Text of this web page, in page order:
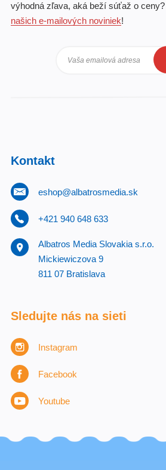
výhodná zľava, aká beží súťaž o ceny?
našich e-mailových noviniek!
Vaša emailová adresa
Kontakt
eshop@albatrosmedia.sk
+421 940 648 633
Albatros Media Slovakia s.r.o.
Mickiewiczova 9
811 07 Bratislava
Sledujte nás na sieti
Instagram
Facebook
Youtube